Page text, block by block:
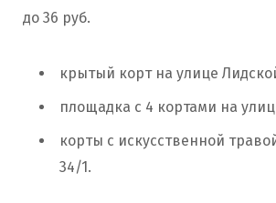
до 36 руб.
крытый корт на улице
площадка с 4 кортами на
корты с искусственной
34/1.